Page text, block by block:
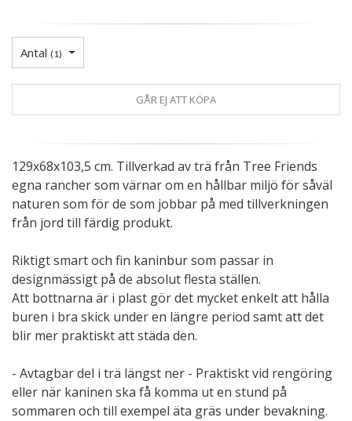
Antal (1)
GÅR EJ ATT KÖPA
129x68x103,5 cm. Tillverkad av trä från Tree Friends
egna rancher som värnar om en hållbar miljö för såväl
naturen som för de som jobbar på med tillverkningen
från jord till färdig produkt.
Riktigt smart och fin kaninbur som passar in
designmässigt på de absolut flesta ställen.
Att bottnarna är i plast gör det mycket enkelt att hålla
buren i bra skick under en längre period samt att det
blir mer praktiskt att städa den.
- Avtagbar del i trä längst ner - Praktiskt vid rengöring
eller när kaninen ska få komma ut en stund på
sommaren och till exempel äta gräs under bevakning.